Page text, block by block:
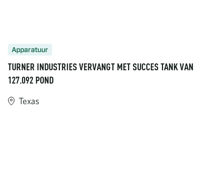
Apparatuur
TURNER INDUSTRIES VERVANGT MET SUCCES TANK VAN
127.092 POND
Texas